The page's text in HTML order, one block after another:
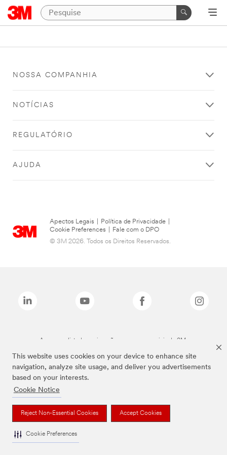
This website uses cookies on your device to enhance site
navigation, analyze site usage, and deliver you advertisements
based on your interests.
Cookie Notice
Reject Non-Essential Cookies Accept Cookies
Cookie Preferences
NOSSA COMPANHIA
NOTÍCIAS
REGULATÓRIO
AJUDA
Apectos Legais Política de Privacidade
Cookie Preferences
Fale com o DPO
© 3M 2026. Todos os Direitos Reservados.
As marcas listadas a cima são marcas comerciais da 3M.